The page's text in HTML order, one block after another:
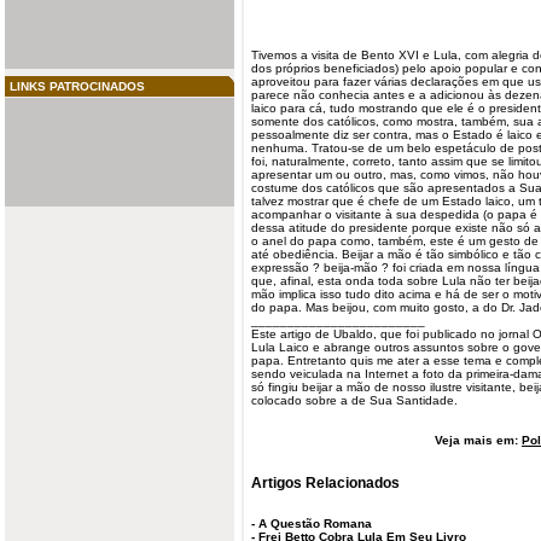
LINKS PATROCINADOS
Tivemos a visita de Bento XVI e Lula, com alegria
dos próprios beneficiados) pelo apoio popular e
aproveitou para fazer várias declarações em que
parece não conhecia antes e a adicionou às
laico para cá, tudo mostrando que ele é o
somente dos católicos, como mostra, também,
pessoalmente diz ser contra, mas o Estado é laico
nenhuma. Tratou-se de um belo espetáculo de
foi, naturalmente, correto, tanto assim que se
apresentar um ou outro, mas, como vimos, não
costume dos católicos que são apresentados a
talvez mostrar que é chefe de um Estado laico,
acompanhar o visitante à sua despedida (o papa
dessa atitude do presidente porque existe não só
o anel do papa como, também, este é um gesto
até obediência. Beijar a mão é tão simbólico e tão
expressão ? beija-mão ? foi criada em nossa
que, afinal, esta onda toda sobre Lula não ter
mão implica isso tudo dito acima e há de ser o
do papa. Mas beijou, com muito gosto, a do Dr.
Este artigo de Ubaldo, que foi publicado no jornal
Lula Laico e abrange outros assuntos sobre o
papa. Entretanto quis me ater a esse tema e
sendo veiculada na Internet a foto da primeira-
só fingiu beijar a mão de nosso ilustre visitante,
colocado sobre a de Sua Santidade.
Veja mais em:
Artigos Relacionados
- A Questão Romana
- Frei Betto Cobra Lula Em Seu Livro